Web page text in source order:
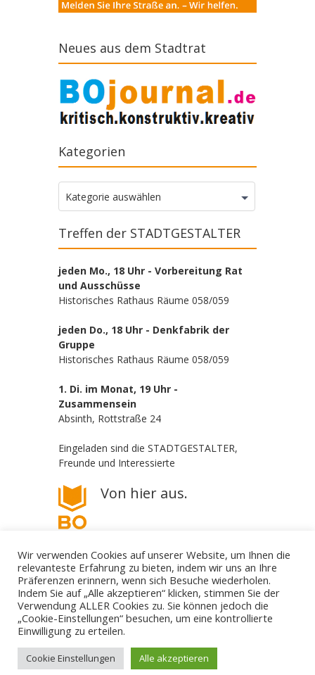
Neues aus dem Stadtrat
Kategorien
Kategorien
Kategorie auswählen
Treffen der STADTGESTALTER
jeden Mo., 18 Uhr - Vorbereitung Rat
und Ausschüsse
Historisches Rathaus Räume 058/059
jeden Do., 18 Uhr - Denkfabrik der
Gruppe
Historisches Rathaus Räume 058/059
1. Di. im Monat, 19 Uhr -
Zusammensein
Absinth, Rottstraße 24
Eingeladen sind die STADTGESTALTER,
Freunde und Interessierte
Von hier aus.
Die STADTGESTALTER - politisch aber parteilos
Gestalte deine Stadt. - Für Bürgerbeteiligung! - Gegen
mail@die-stadtgestalter.de
Wir verwenden Cookies auf unserer Website, um Ihnen die
relevanteste Erfahrung zu bieten, indem wir uns an Ihre
Präferenzen erinnern, wenn sich Besuche wiederholen.
Indem Sie auf „Alle akzeptieren“ klicken, stimmen Sie der
Verwendung ALLER Cookies zu. Sie können jedoch die
„Cookie-Einstellungen“ besuchen, um eine kontrollierte
Einwilligung zu erteilen.
Cookie Einstellungen Alle akzeptieren